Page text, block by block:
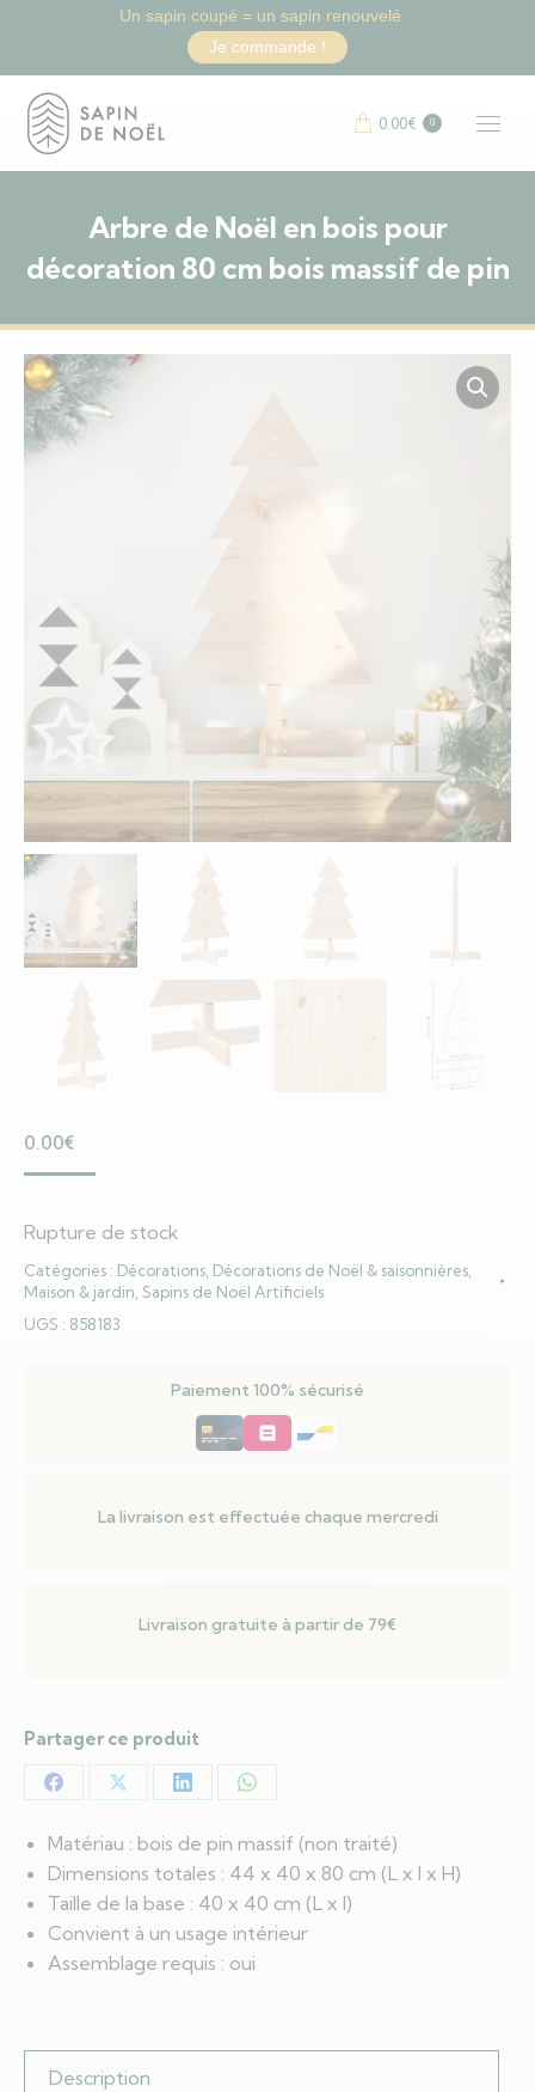
0.00€ 0
Arbre de Noël en bois pour
décoration 80 cm bois massif de pin
0.00€
Matériau : bois de pin massif (non traité)
Dimensions totales : 44 x 40 x 80 cm (L x l x H)
Taille de la base : 40 x 40 cm (L x l)
Convient à un usage intérieur
Assemblage requis : oui
Rupture de stock
Catégories : Décorations Décorations de Noël & saisonnières
Maison & jardin Sapins de Noël Artificiels
UGS : 858183
Paiement 100% sécurisé
La livraison est effectuée chaque mercredi
Livraison gratuite à partir de 79€
Partager ce produit
Partager
sur
Facebook
Partager
sur
X
Partager
sur
LinkedIn
Partager
WhatsApp
Description
Un sapin coupé = un sapin renouvelé
Je commande !